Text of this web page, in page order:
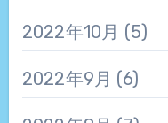
2022年10月 (5)
2022年9月 (6)